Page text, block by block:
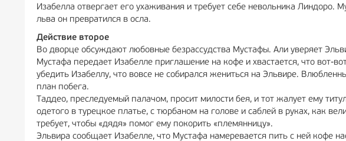
Изабелла отвергает его ухаживания и требует себе невольника Линдоро.
льва он превратился в осла.
Действие второе
Во дворце обсуждают любовные безрассудства Мустафы. Али уверяет
Мустафа передает Изабелле приглашение на кофе и хвастается, что вот-
убедить Изабеллу, что вовсе не собирался жениться на Эльвире.
план побега.
Таддео, преследуемый палачом, просит милости бея, и тот жалует ему
одетого в турецкое платье, с тюрбаном на голове и саблей в руках, как
требует, чтобы «дядя» помог ему покорить «племянницу».
Эльвира сообщает Изабелле, что Мустафа намеревается пить с ней кофе